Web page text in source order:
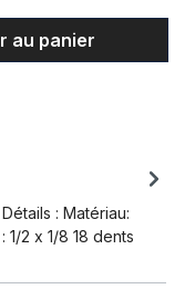
la
au panier
: Matériau:
1/2 x 1/8 18 dents